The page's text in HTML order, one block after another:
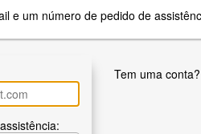
e um número de pedido de
Tem uma